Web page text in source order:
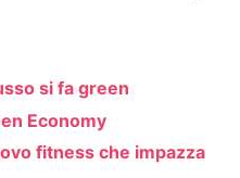
si fa green
Economy
fitness che impazza